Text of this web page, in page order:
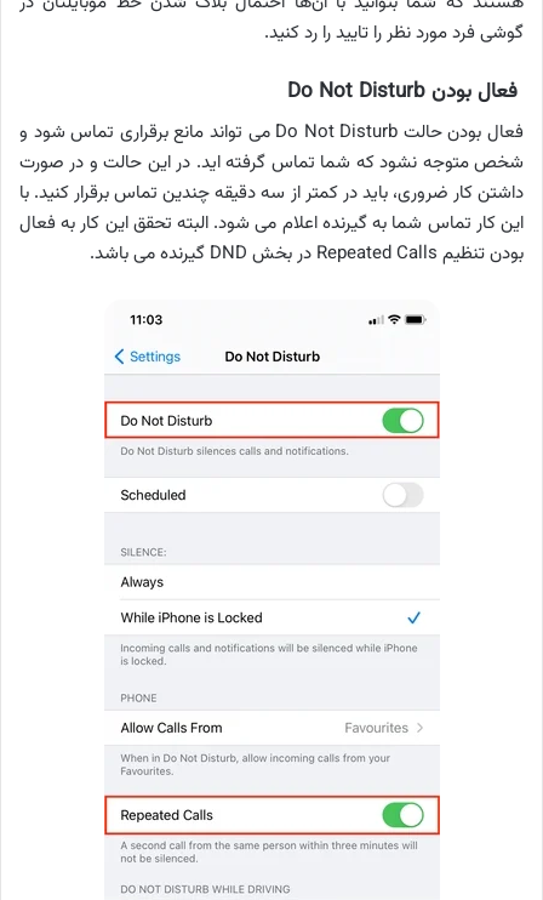
گوشی فرد مورد نظر را تایید را رد کنید.
فعال بودن Do Not Disturb
فعال بودن حالت Do Not Disturb می تواند مانع برقراری تماس شود و
شخص متوجه نشود که شما تماس گرفته اید. در این حالت و در صورت
داشتن کار ضروری، باید در کمتر از سه دقیقه چندین تماس برقرار کنید. با
این کار تماس شما به گیرنده اعلام می شود. البته تحقق این کار به فعال
بودن تنظیم Repeated Calls در بخش DND گیرنده می باشد.